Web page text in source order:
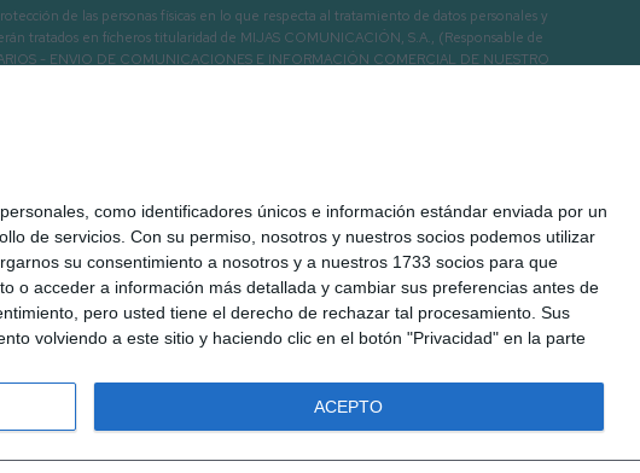
como identificadores únicos e información estándar enviada por un
de servicios. Con su permiso, nosotros y nuestros socios podemos utilizar
su consentimiento a nosotros y a nuestros 1733 socios para que
o acceder a información más detallada y cambiar sus preferencias antes de
pero usted tiene el derecho de rechazar tal procesamiento. Sus
volviendo a este sitio y haciendo clic en el botón "Privacidad" en la parte
ACEPTO
de las personas físicas en lo que respecta al tratamiento de datos personales y
tratados en ficheros titularidad de MIJAS COMUNICACIÓN, S.A., (Responsable de
- ENVIO DE COMUNICACIONES E INFORMACIÓN COMERCIAL DE NUESTRO
Seguridad Protección de datos